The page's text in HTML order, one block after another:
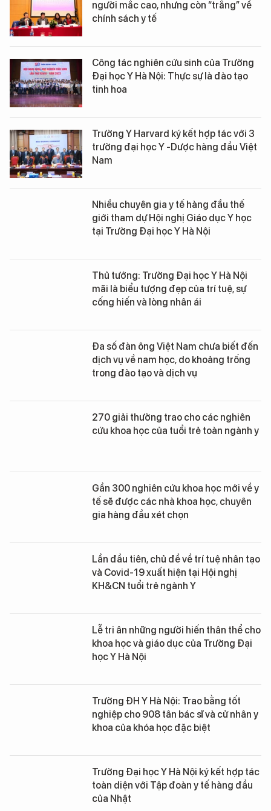
người mắc cao, nhưng còn “trắng” về
chính sách y tế
Công tác nghiên cứu sinh của Trường
Đại học Y Hà Nội: Thực sự là đào tạo
tinh hoa
Trường Y Harvard ký kết hợp tác với 3
trường đại học Y -Dược hàng đầu Việt
Nam
Nhiều chuyên gia y tế hàng đầu thế
giới tham dự Hội nghị Giáo dục Y học
tại Trường Đại học Y Hà Nội
Thủ tướng: Trường Đại học Y Hà Nội
mãi là biểu tượng đẹp của trí tuệ, sự
cống hiến và lòng nhân ái
Đa số đàn ông Việt Nam chưa biết đến
dịch vụ về nam học, do khoảng trống
trong đào tạo và dịch vụ
270 giải thưởng trao cho các nghiên
cứu khoa học của tuổi trẻ toàn ngành y
Gần 300 nghiên cứu khoa học mới về y
tế sẽ được các nhà khoa học, chuyên
gia hàng đầu xét chọn
Lần đầu tiên, chủ đề về trí tuệ nhân tạo
và Covid-19 xuất hiện tại Hội nghị
KH&CN tuổi trẻ ngành Y
Lễ tri ân những người hiến thân thể cho
khoa học và giáo dục của Trường Đại
học Y Hà Nội
Trường ĐH Y Hà Nội: Trao bằng tốt
nghiệp cho 908 tân bác sĩ và cử nhân y
khoa của khóa học đặc biệt
Trường Đại học Y Hà Nội ký kết hợp tác
toàn diện với Tập đoàn y tế hàng đầu
của Nhật